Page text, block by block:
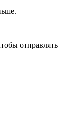
отправлять